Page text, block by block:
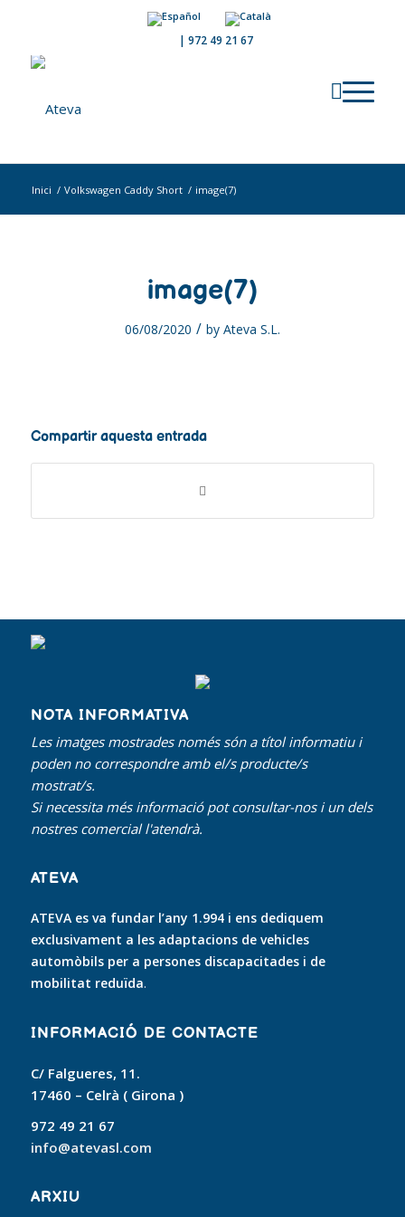
| 972 49 21 67
Inici / Volkswagen Caddy Short / image(7)
image(7)
06/08/2020 / by Ateva S.L.
Compartir aquesta entrada
NOTA INFORMATIVA
Les imatges mostrades només són a títol informatiu i
poden no correspondre amb el/s producte/s
mostrat/s.
Si necessita més informació pot consultar-nos i un dels
nostres comercial l'atendrà.
ATEVA
ATEVA es va fundar l’any 1.994 i ens dediquem
exclusivament a les adaptacions de vehicles
automòbils per a persones discapacitades i de
mobilitat reduïda.
INFORMACIÓ DE CONTACTE
C/ Falgueres, 11.
17460 – Celrà ( Girona )
972 49 21 67
info@atevasl.com
ARXIU